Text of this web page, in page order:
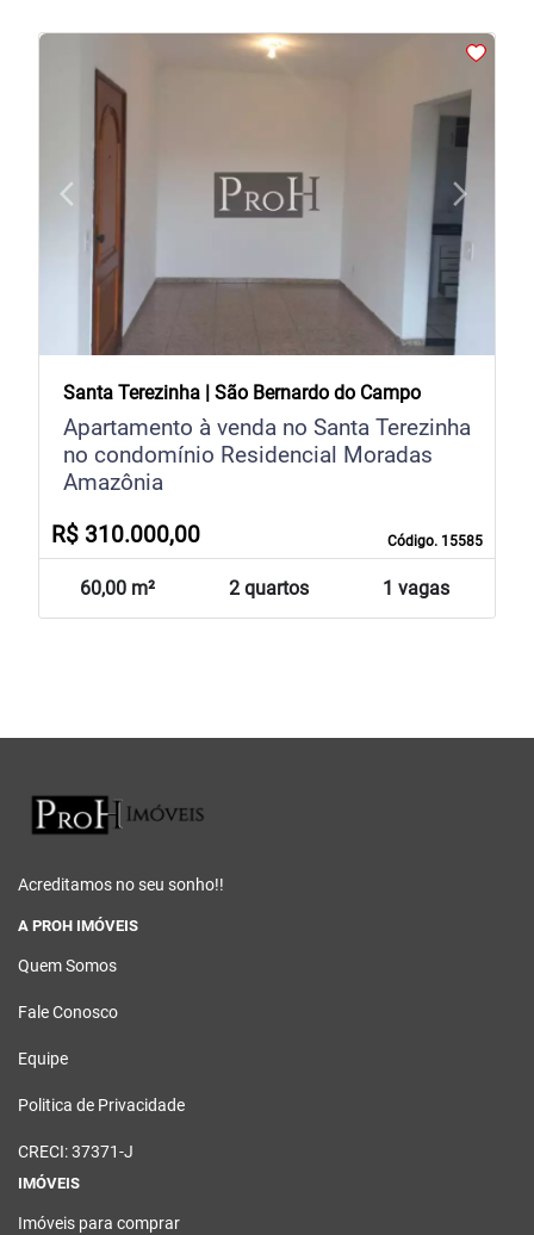
arrow_back_iosPrevious arrow_forward_iosNext
Santa Terezinha | São Bernardo do Campo
Código. 15585
Apartamento à venda no Santa Terezinha
no condomínio Residencial Moradas
Amazônia
R$ 310.000,00
60,00 m² 2 quartos 1 vagas
Acreditamos no seu sonho!!
A PROH IMÓVEIS
Quem Somos
Fale Conosco
Equipe
Politica de Privacidade
CRECI: 37371-J
IMÓVEIS
Imóveis para comprar